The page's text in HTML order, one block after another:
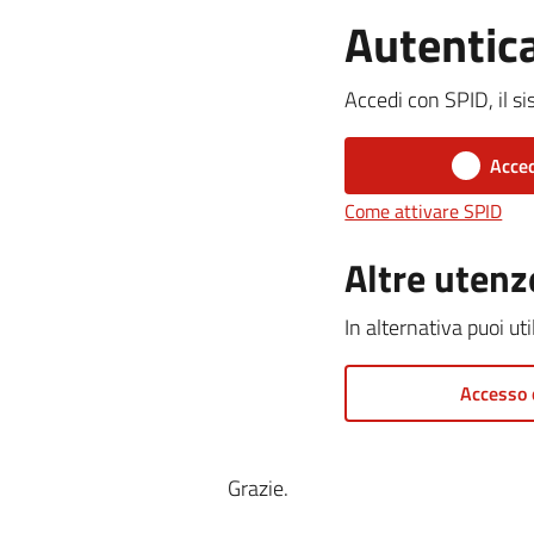
Accedi con SPID, il
Come attivare SPID
Altre
In alternativa puoi
Grazie.